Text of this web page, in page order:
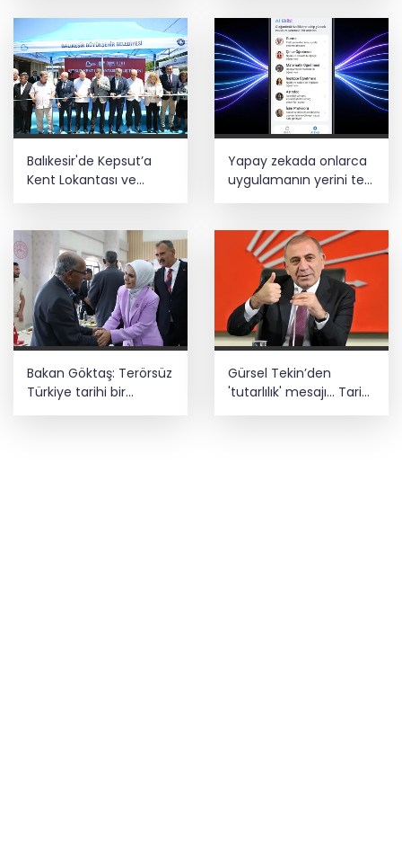
Balıkesir'de Kepsut’a
Kent Lokantası ve
Yapay zekada onlarca
uygulamanın yerini tek
Bakan Göktaş: Terörsüz
Türkiye tarihi bir
adımdır
Gürsel Tekin’den
'tutarlılık' mesajı... Tarihi
meselelerde pusula